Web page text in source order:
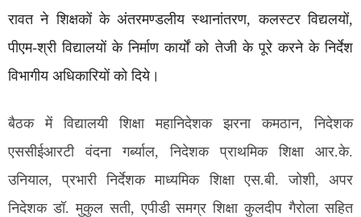
रावत ने शिक्षकों के अंतरमण्डलीय स्थानांतरण, कलस्टर विद्यलयों,
पीएम-श्री विद्यालयों के निर्माण कार्यों को तेजी के पूरे करने के निर्देश
विभागीय अधिकारियों को दिये।
बैठक में विद्यालयी शिक्षा महानिदेशक झरना कमठान, निदेशक
एससीईआरटी वंदना गर्ब्याल, निदेशक प्राथमिक शिक्षा आर.के.
उनियाल, प्रभारी निर्देशक माध्यमिक शिक्षा एस.बी. जोशी, अपर
निदेशक डॉ. मुकुल सती, एपीडी समग्र शिक्षा कुलदीप गैरोला सहित